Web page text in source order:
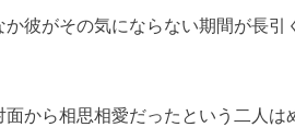
彼がその気にならない期間が長
から相思相愛だったという二人